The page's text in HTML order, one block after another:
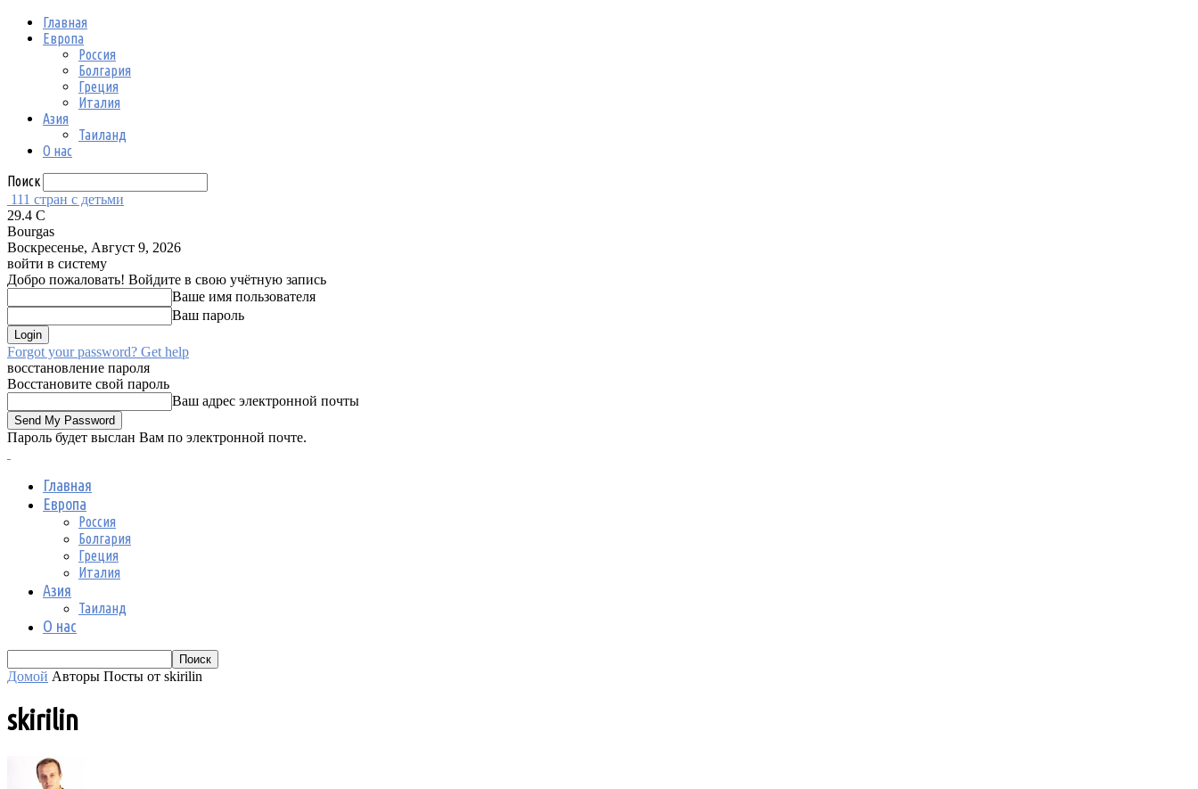
Главная
Европа
Россия
Болгария
Греция
Италия
Азия
Таиланд
О нас
Поиск
111 стран с детьми
29.4 C
Bourgas
Воскресенье, Август 9, 2026
войти в систему
Добро пожаловать! Войдите в свою учётную запись
Ваше имя пользователя
Ваш пароль
Forgot your password? Get help
восстановление пароля
Восстановите свой пароль
Ваш адрес электронной почты
Пароль будет выслан Вам по электронной почте.
Главная
Европа
Россия
Болгария
Греция
Италия
Азия
Таиланд
О нас
Домой Авторы Посты от skirilin
skirilin